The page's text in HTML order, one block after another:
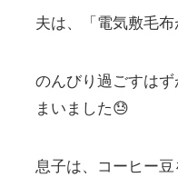
夫は、「電気敷毛布
のんびり過ごすは
まいました😓
息子は、コーヒー